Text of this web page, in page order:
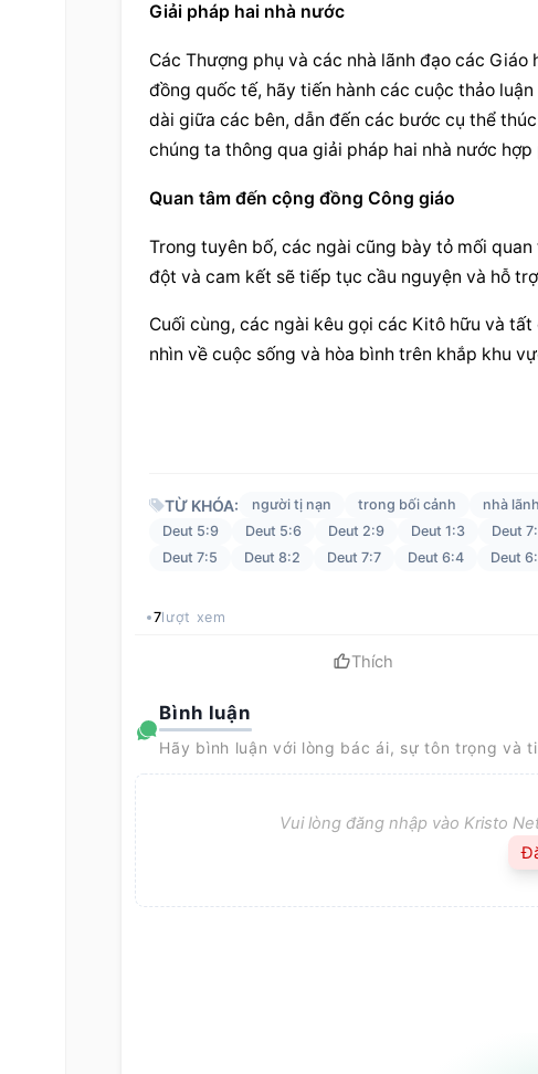
Giải pháp hai nhà nước
Các Thượng phụ và các nhà lãnh đạo các Giáo
đồng quốc tế, hãy tiến hành các cuộc thảo
dài giữa các bên, dẫn đến các bước cụ thể
chúng ta thông qua giải pháp hai nhà nước
Quan tâm đến cộng đồng Công giáo
Trong tuyên bố, các ngài cũng bày tỏ mối
đột và cam kết sẽ tiếp tục cầu nguyện và hỗ
Cuối cùng, các ngài kêu gọi các Kitô hữu và
nhìn về cuộc sống và hòa bình trên khắp khu
TỪ KHÓA: người tị nạn trong bối cảnh nhà
Deut 5:9
Deut 5:6 Deut 2:9 Deut 1:3 Deut
Deut 7:5
Deut 8:2 Deut 7:7 Deut 6:4 Deut
7lượt xem
Thích
Bình luận
Hãy bình luận với lòng bác ái, sự tôn trọng và
Vui lòng đăng nhập vào Kristo